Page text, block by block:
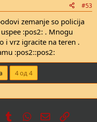
na 2ro mesto so 4 pobedi i
vo poslednoto kolo so
ama vo Butel i
!!! A vo klubot pretezno se se
#53
zemanje so policija
:pos2: . Mnogu
i vrz igracite na teren .
:pos2::pos2:
4 од 4
TumblrWhatsApp
Е-поштаВрска